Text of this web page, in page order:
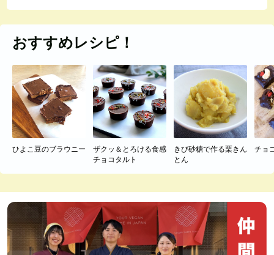
おすすめレシピ！
ひよこ豆のブラウニー
ザクッ＆とろける食感
チョコタルト
きび砂糖で作る栗きん
とん
チョ